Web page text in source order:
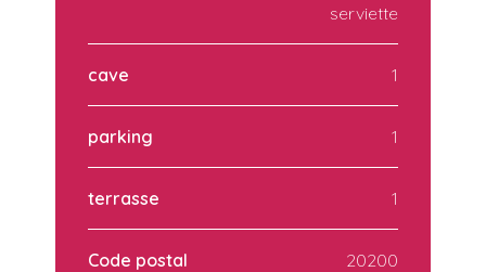
serviette
cave 1
parking 1
terrasse 1
Code postal 20200